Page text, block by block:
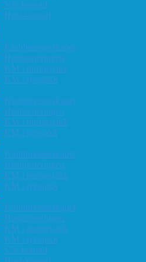
Vår-konrad
Høst-konrad
Klubbmesterskapet
Høstturneringen
KM i hurtigsjakk
KM i lynsjakk
Klubbmesterskapet
Høstturneringen
KM i hurtigsjakk
KM i lynsjakk
Klubbmesterskapet
Høstturneringen
KM i hurtigsjakk
KM i lynsjakk
Klubbmesterskapet
Høstturneringen
KM i hurtigsjakk
KM i lynsjakk
Vår-konrad